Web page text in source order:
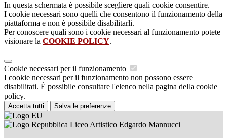
In questa schermata è possibile scegliere quali cookie consentire.
I cookie necessari sono quelli che consentono il funzionamento della
piattaforma e non è possibile disabilitarli.
Per conoscere quali sono i cookie necessari al funzionamento potete
visionare la COOKIE POLICY.
Cookie necessari per il funzionamento
I cookie necessari per il funzionamento non possono essere
disabilitati. È possibile consultare l'elenco nella pagina della cookie
policy.
Accetta tutti Salva le preferenze
Liceo Artistico Edgardo Mannucci